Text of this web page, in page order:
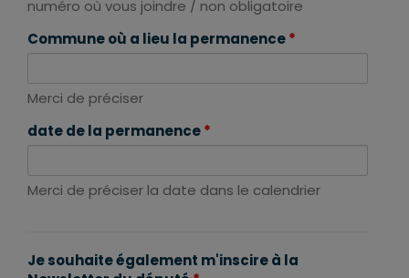
numéro où vous joindre / non obligatoire
Commune où a lieu la permanence*
Merci de préciser
date de la permanence*
Merci de préciser la date dans le calendrier
Je souhaite également m'inscire à la